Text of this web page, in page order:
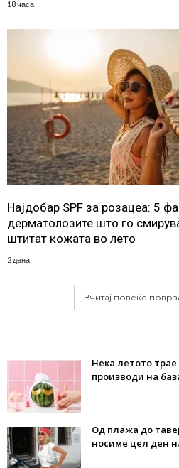
18 часа
Најдобар SPF за розацеа: 5
дерматолозите што го
штитат кожата во лето
2 дена
Вчитај повеќе
Нека летото
производи на
Од плажа до
носиме цел ден